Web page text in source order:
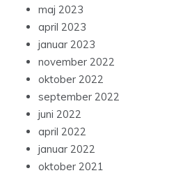
maj 2023
april 2023
januar 2023
november 2022
oktober 2022
september 2022
juni 2022
april 2022
januar 2022
oktober 2021